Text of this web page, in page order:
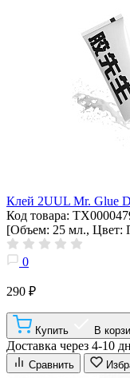
Клей 2UUL Mr. Glue
Код товара:
[Объем: 25 мл., Цвет:
0
290 ₽
Купить В
Доставка через 4-10
Сравнить